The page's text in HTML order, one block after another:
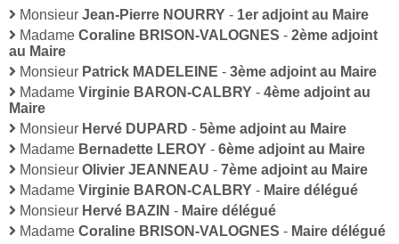
Monsieur Jean-Pierre NOURRY - 1er adjoint au Maire
Madame Coraline BRISON-VALOGNES - 2ème adjoint
au Maire
Monsieur Patrick MADELEINE - 3ème adjoint au Maire
Madame Virginie BARON-CALBRY - 4ème adjoint au
Maire
Monsieur Hervé DUPARD - 5ème adjoint au Maire
Madame Bernadette LEROY - 6ème adjoint au Maire
Monsieur Olivier JEANNEAU - 7ème adjoint au Maire
Madame Virginie BARON-CALBRY - Maire délégué
Monsieur Hervé BAZIN - Maire délégué
Madame Coraline BRISON-VALOGNES - Maire délégué